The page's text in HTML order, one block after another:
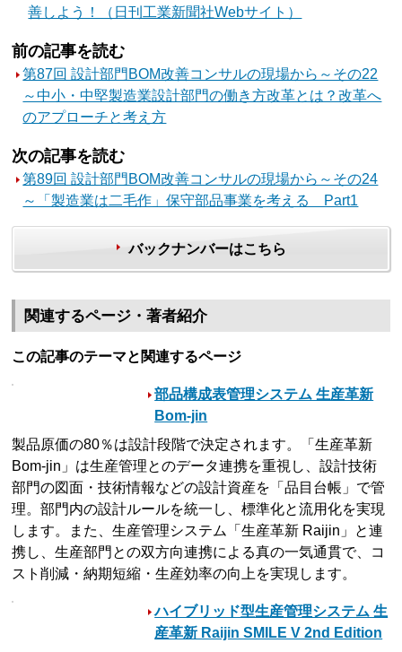
善しよう！（日刊工業新聞社Webサイト）
前の記事を読む
第87回 設計部門BOM改善コンサルの現場から～その22
～中小・中堅製造業設計部門の働き方改革とは？改革へ
のアプローチと考え方
次の記事を読む
第89回 設計部門BOM改善コンサルの現場から～その24
～「製造業は二毛作」保守部品事業を考える Part1
バックナンバーはこちら
関連するページ・著者紹介
この記事のテーマと関連するページ
部品構成表管理システム 生産革新
Bom-jin
製品原価の80％は設計段階で決定されます。「生産革新
Bom-jin」は生産管理とのデータ連携を重視し、設計技術
部門の図面・技術情報などの設計資産を「品目台帳」で管
理。部門内の設計ルールを統一し、標準化と流用化を実現
します。また、生産管理システム「生産革新 Raijin」と連
携し、生産部門との双方向連携による真の一気通貫で、コ
スト削減・納期短縮・生産効率の向上を実現します。
ハイブリッド型生産管理システム 生
産革新 Raijin SMILE V 2nd Edition